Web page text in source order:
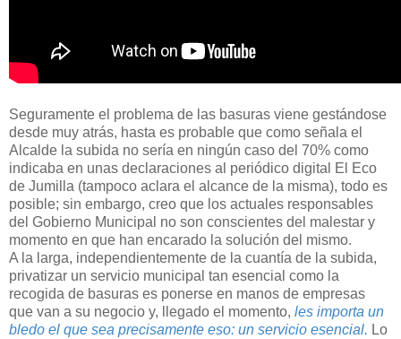
Seguramente el problema de las basuras viene gestándose
desde muy atrás, hasta es probable que como señala el
Alcalde la subida no sería en ningún caso del 70% como
indicaba en unas declaraciones al periódico digital El Eco
de Jumilla (tampoco aclara el alcance de la misma), todo es
posible; sin embargo, creo que los actuales responsables
del Gobierno Municipal no son conscientes del malestar y
momento en que han encarado la solución del mismo.
A la larga, independientemente de la cuantía de la subida,
privatizar un servicio municipal tan esencial como la
recogida de basuras es ponerse en manos de empresas
que van a su negocio y, llegado el momento, les importa un
bledo el que sea precisamente eso: un servicio esencial. Lo